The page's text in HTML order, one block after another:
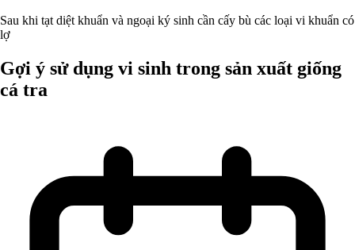
Sau khi tạt diệt khuẩn và ngoại ký sinh cần cấy bù các loại vi khuẩn có
lợ
Gợi ý sử dụng vi sinh trong sản xuất giống
cá tra